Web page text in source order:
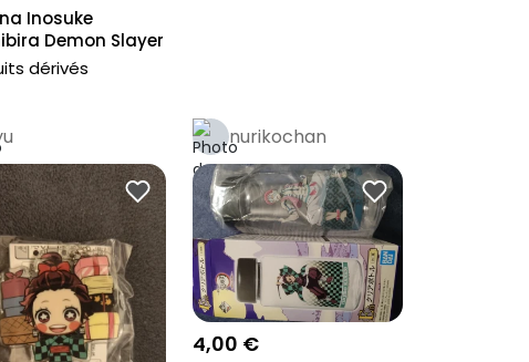
Inosuke
Demon Slayer
No y...
dérivés
nurikochan
4,00 €